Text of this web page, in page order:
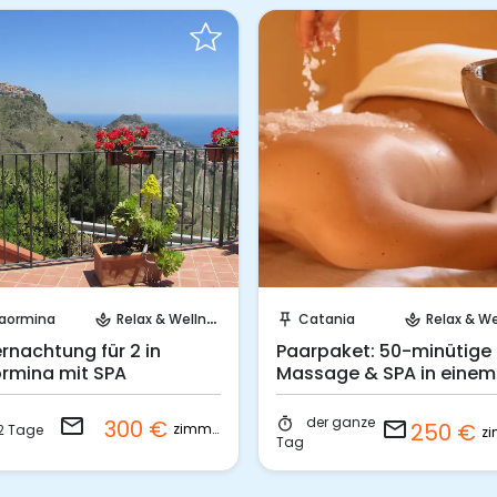
spa Relax & Wellness
für 2 in
mit SPA
Tage email 300 € zimmer
push_pin Catania spa Relax &
Paarpaket: 50-minütige
Massage & SPA in einem
Luxushotel
timer
der ganze
Tag
email 250 €